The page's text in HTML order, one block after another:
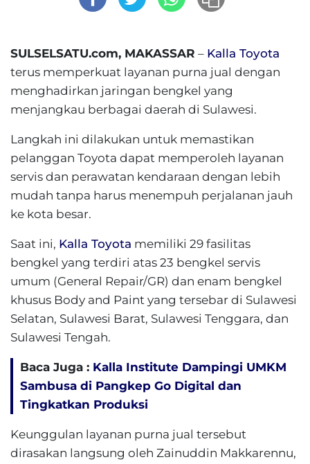
SULSELSATU.com, MAKASSAR – Kalla Toyota
terus memperkuat layanan purna jual dengan
menghadirkan jaringan bengkel yang
menjangkau berbagai daerah di Sulawesi.
Langkah ini dilakukan untuk memastikan
pelanggan Toyota dapat memperoleh layanan
servis dan perawatan kendaraan dengan lebih
mudah tanpa harus menempuh perjalanan jauh
ke kota besar.
Saat ini, Kalla Toyota memiliki 29 fasilitas
bengkel yang terdiri atas 23 bengkel servis
umum (General Repair/GR) dan enam bengkel
khusus Body and Paint yang tersebar di Sulawesi
Selatan, Sulawesi Barat, Sulawesi Tenggara, dan
Sulawesi Tengah.
Baca Juga : Kalla Institute Dampingi UMKM
Sambusa di Pangkep Go Digital dan
Tingkatkan Produksi
Keunggulan layanan purna jual tersebut
dirasakan langsung oleh Zainuddin Makkarennu,